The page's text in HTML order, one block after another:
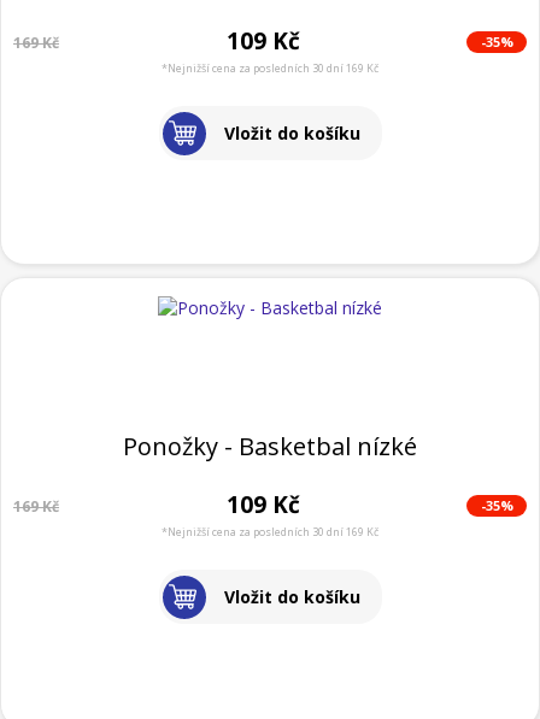
169 Kč 109 Kč -35%
*Nejnižší cena za posledních 30 dní 169 Kč
Vložit do košíku
Ponožky - Basketbal nízké
169 Kč 109 Kč -35%
*Nejnižší cena za posledních 30 dní 169 Kč
Vložit do košíku